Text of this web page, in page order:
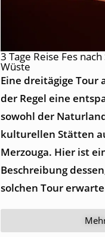
3 Tage Reise Fes
Wüste
Eine dreitägige Tour
der Regel eine
sowohl der
kulturellen Stätten
Merzouga. Hier ist
Beschreibung
solchen Tour